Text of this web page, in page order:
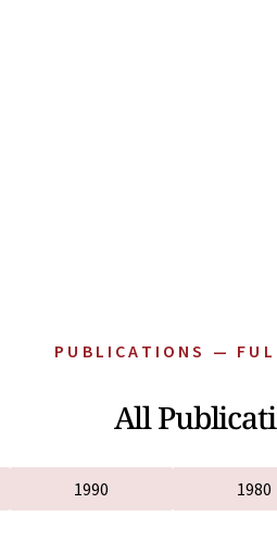
PUBLICATIONS —
All
1990 1980